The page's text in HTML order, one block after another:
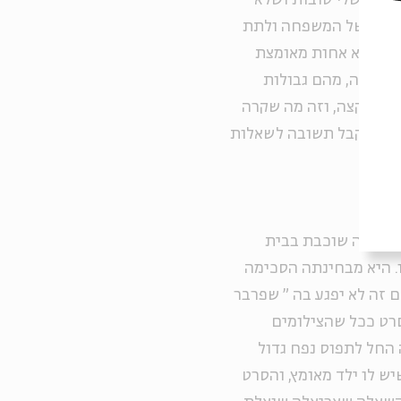
של המשפחה ולתת
היא אחות מאומצת
מהם גבולות
קצה, וזה מה שקרה
שאקבל תשובה לשאלות
שוכבת בבית
היא מבחינתה הסכימה
זה לא יפגע בה " שפרבר
ככל שהצילומים
לתפוס נפח גדול
לו ילד מאומץ, והסרט